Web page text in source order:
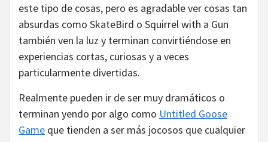
este tipo de cosas, pero es agradable ver cosas tan
absurdas como SkateBird o Squirrel with a Gun
también ven la luz y terminan convirtiéndose en
experiencias cortas, curiosas y a veces
particularmente divertidas.
Realmente pueden ir de ser muy dramáticos o
terminan yendo por algo como Untitled Goose
Game que tienden a ser más jocosos que cualquier